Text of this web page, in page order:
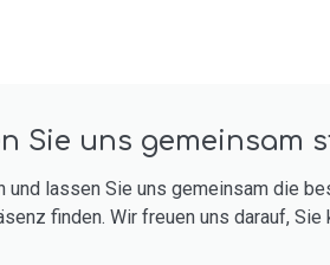
Sie uns gemeinsam
und lassen Sie uns gemeinsam die
finden. Wir freuen uns darauf, Sie